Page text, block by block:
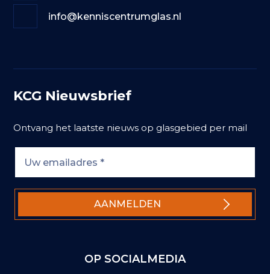
info@kenniscentrumglas.nl
KCG Nieuwsbrief
Ontvang het laatste nieuws op glasgebied per mail
OP SOCIALMEDIA